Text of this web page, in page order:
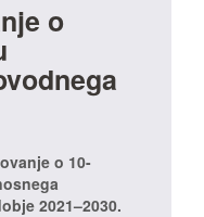
o
o 10-
2021–2030.